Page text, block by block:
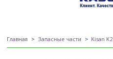
Главная Запасные части Kisan K2